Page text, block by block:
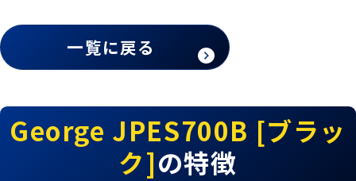
一覧に戻る
George JPES700B [ブラッ
ク]の特徴